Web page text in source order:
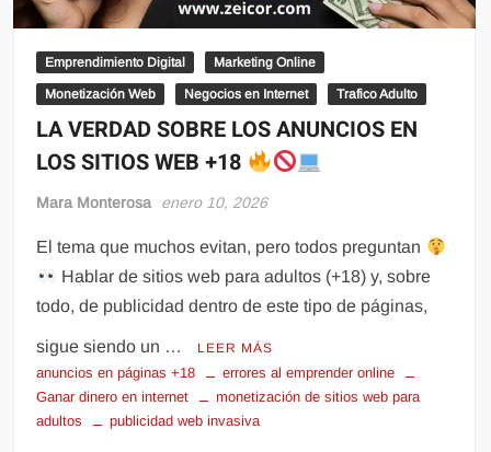
Emprendimiento Digital Marketing Online
Monetización Web Negocios en Internet Trafico Adulto
LA VERDAD SOBRE LOS ANUNCIOS EN
LOS SITIOS WEB +18
Mara Monterosa enero 10, 2026
El tema que muchos evitan, pero todos preguntan
Hablar de sitios web para adultos (+18) y, sobre
todo, de publicidad dentro de este tipo de páginas,
sigue siendo un … LEER MÁS
anuncios en páginas +18
errores al emprender online
Ganar dinero en internet
monetización de sitios web para
adultos
publicidad web invasiva